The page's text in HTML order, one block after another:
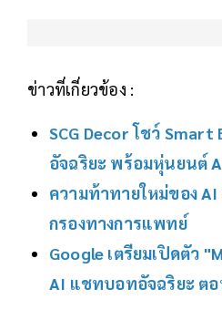
ข่าวที่เกี่ยวข้อง :
SCG Decor โชว์
อัจฉริยะ พร้อมหุ่นยนต์
ความท้าทายใหม่ของ
กรองทางการแพทย์
Google เตรียมเปิดตัว
AI แชทบอทอัจฉริยะ ต